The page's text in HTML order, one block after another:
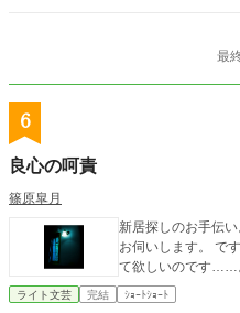
最
6
良心の呵責
篠原皐月
新居探しのお手伝
お伺いします。 で
て欲しいのです……
ライト文芸 完結 ｼｮｰﾄｼｮｰﾄ